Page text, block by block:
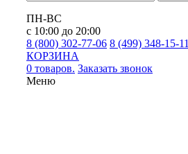
ПН-ВС
с 10:00 до 20:00
8 (800) 302-77-06 8 (499) 348-15-11
КОРЗИНА
0 товаров. Заказать звонок
Меню